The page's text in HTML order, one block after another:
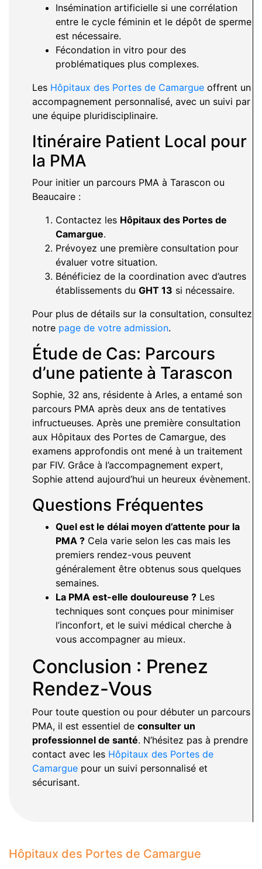
Insémination artificielle si une corrélation
entre le cycle féminin et le dépôt de sperme
est nécessaire.
Fécondation in vitro pour des
problématiques plus complexes.
Les Hôpitaux des Portes de Camargue offrent un
accompagnement personnalisé, avec un suivi par
une équipe pluridisciplinaire.
Itinéraire Patient Local pour
la PMA
Pour initier un parcours PMA à Tarascon ou
Beaucaire :
Contactez les Hôpitaux des Portes de
Camargue.
Prévoyez une première consultation pour
évaluer votre situation.
Bénéficiez de la coordination avec d’autres
établissements du GHT 13 si nécessaire.
Pour plus de détails sur la consultation, consultez
notre page de votre admission.
Étude de Cas: Parcours
d’une patiente à Tarascon
Sophie, 32 ans, résidente à Arles, a entamé son
parcours PMA après deux ans de tentatives
infructueuses. Après une première consultation
aux Hôpitaux des Portes de Camargue, des
examens approfondis ont mené à un traitement
par FIV. Grâce à l’accompagnement expert,
Sophie attend aujourd’hui un heureux évènement.
Questions Fréquentes
Quel est le délai moyen d’attente pour la
PMA ? Cela varie selon les cas mais les
premiers rendez-vous peuvent
généralement être obtenus sous quelques
semaines.
La PMA est-elle douloureuse ? Les
techniques sont conçues pour minimiser
l’inconfort, et le suivi médical cherche à
vous accompagner au mieux.
Conclusion : Prenez
Rendez-Vous
Pour toute question ou pour débuter un parcours
PMA, il est essentiel de consulter un
professionnel de santé. N’hésitez pas à prendre
contact avec les Hôpitaux des Portes de
Camargue pour un suivi personnalisé et
sécurisant.
Hôpitaux des Portes de Camargue